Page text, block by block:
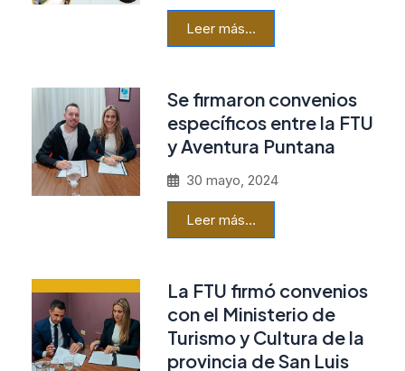
Leer más…
Se firmaron convenios
específicos entre la FTU
y Aventura Puntana
30 mayo, 2024
Leer más…
La FTU firmó convenios
con el Ministerio de
Turismo y Cultura de la
provincia de San Luis